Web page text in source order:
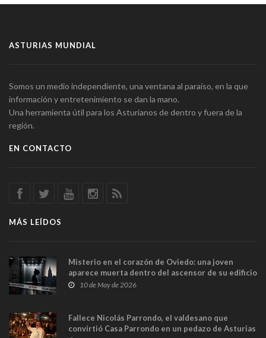
ASTURIAS MUNDIAL
Somos un medio independiente, una ventana al paraíso, en la que
información y entretenimiento se dan la mano.
Una herramienta útil para los Asturianos de dentro y fuera de la
región.
EN CONTACTO
MÁS LEÍDOS
Misterio en el corazón de Oviedo: una joven
aparece muerta dentro del ascensor de su edificio
y las cámaras captan sus últimos minutos
10 de May de 2026
Fallece Nicolás Parrondo, el valdesano que
convirtió Casa Parrondo en un pedazo de Asturias